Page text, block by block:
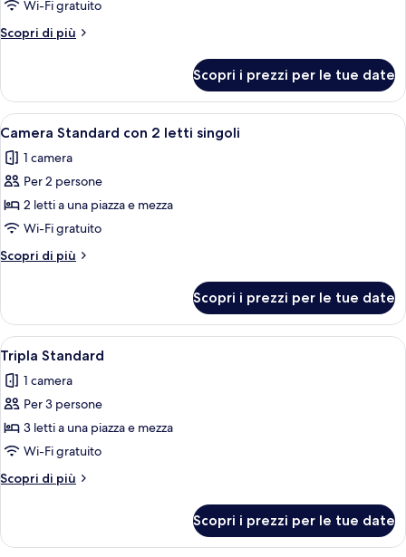
Standard
Wi-Fi gratuito
Scopri di più
Altri
Standard
Scopri i prezzi per le tue date
Apri
tutte
le
foto
per
Camera
Standard
con
letti
singoli
Camera Standard con 2 letti singoli
5
Camera Standard con 2 letti singoli
1 camera
Per 2 persone
2 letti a una piazza e mezza
Wi-Fi gratuito
Scopri di più
Altri
Standard
con
2
letti
singoli
Scopri i prezzi per le tue date
Apri
tutte
le
foto
per
Tripla
Standard
Tripla Standard | Minibar, una
2
Tripla Standard
1 camera
Per 3 persone
3 letti a una piazza e mezza
Wi-Fi gratuito
Scopri di più
Altri
Standard
Scopri i prezzi per le tue date